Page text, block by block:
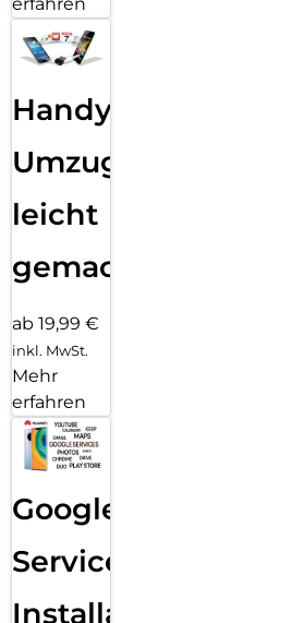
Handy
Umzug
leicht
gemacht!
ab 19,99 €
inkl. MwSt.
Mehr
erfahren
Google
Services
Installation